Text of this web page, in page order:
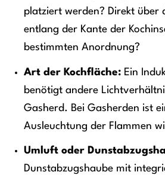
platziert werden? Direkt über
entlang der Kante der
bestimmten Anordnung?
Art der Kochfläche:Ein
benötigt andere
Gasherd. Bei Gasherden ist
Ausleuchtung der Flammen
Umluft oder
Dunstabzugshaube mit